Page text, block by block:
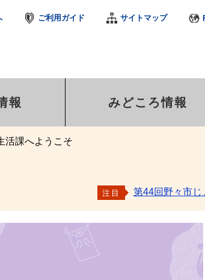
ご利用ガイド サイトマップ
報 みどころ情報
活課へようこそ
注目 第44回野々市じ